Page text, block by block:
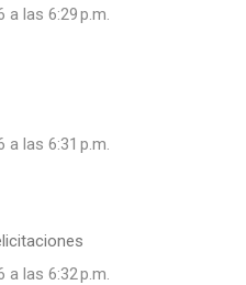
a las 6:29 p.m.
a las 6:31 p.m.
a las 6:32 p.m.